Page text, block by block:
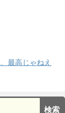
最高じゃねえ